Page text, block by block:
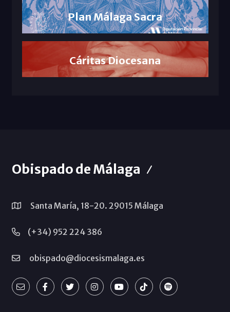
Plan Málaga Sacra
Cáritas Diocesana
Obispado de Málaga
Santa María, 18-20. 29015 Málaga
(+34) 952 224 386
obispado@diocesismalaga.es